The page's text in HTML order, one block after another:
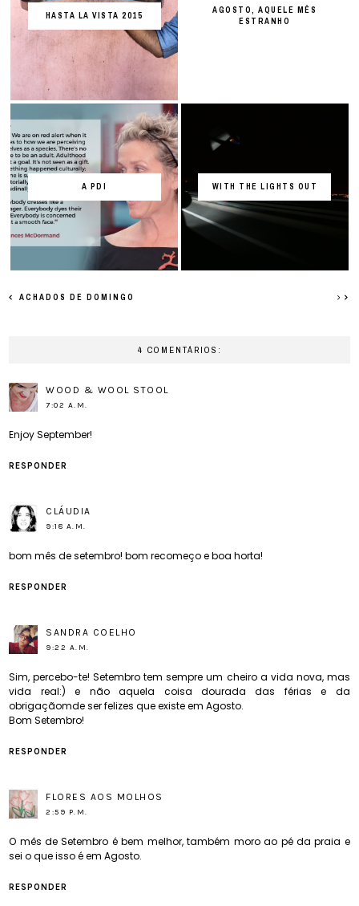
HASTA LA VISTA 2015
AGOSTO, AQUELE MÊS
ESTRANHO
A PDI WITH THE LIGHTS OUT
ACHADOS DE DOMINGO
4 COMENTÁRIOS:
WOOD & WOOL STOOL
7:02 A.M.
Enjoy September!
RESPONDER
CLÁUDIA
9:18 A.M.
bom mês de setembro! bom recomeço e boa horta!
RESPONDER
SANDRA COELHO
9:22 A.M.
Sim, percebo-te! Setembro tem sempre um cheiro a vida nova, mas
vida real:) e não aquela coisa dourada das férias e da
obrigaçãomde ser felizes que existe em Agosto.
Bom Setembro!
RESPONDER
FLORES AOS MOLHOS
2:59 P.M.
O mês de Setembro é bem melhor, também moro ao pé da praia e
sei o que isso é em Agosto.
RESPONDER